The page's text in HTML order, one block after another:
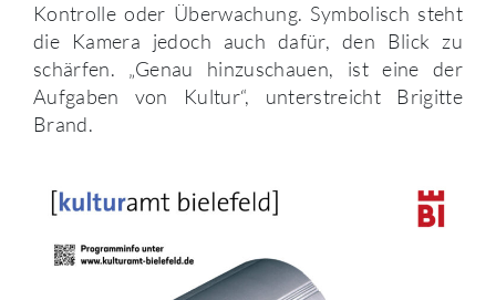
Kontrolle oder Überwachung. Symbolisch steht
die Kamera jedoch auch dafür, den Blick zu
schärfen. „Genau hinzuschauen, ist eine der
Aufgaben von Kultur“, unterstreicht Brigitte
Brand.